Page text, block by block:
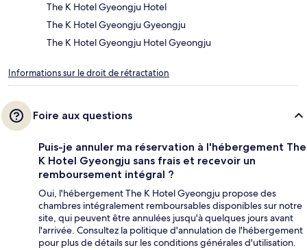
The K Hotel Gyeongju Hotel
The K Hotel Gyeongju Gyeongju
The K Hotel Gyeongju Hotel Gyeongju
Informations sur le droit de rétractation
Foire aux questions
Puis-je annuler ma réservation à l'hébergement The
K Hotel Gyeongju sans frais et recevoir un
remboursement intégral ?
Oui, l'hébergement The K Hotel Gyeongju propose des
chambres intégralement remboursables disponibles sur notre
site, qui peuvent être annulées jusqu'à quelques jours avant
l'arrivée. Consultez la politique d'annulation de l'hébergement
pour plus de détails sur les conditions générales d'utilisation.